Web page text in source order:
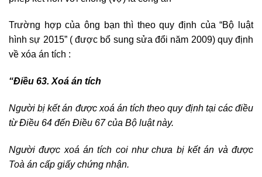
Trường hợp của ông bạn thì theo quy định của “Bộ luật
hình sự 2015” ( được bổ sung sửa đổi năm 2009) quy định
về xóa án tích :
“Điều 63. Xoá án tích
Người bị kết án được xoá án tích theo quy định tại các điều
từ Điều 64 đến Điều 67 của Bộ luật này.
Người được xoá án tích coi như chưa bị kết án và được
Toà án cấp giấy chứng nhận.